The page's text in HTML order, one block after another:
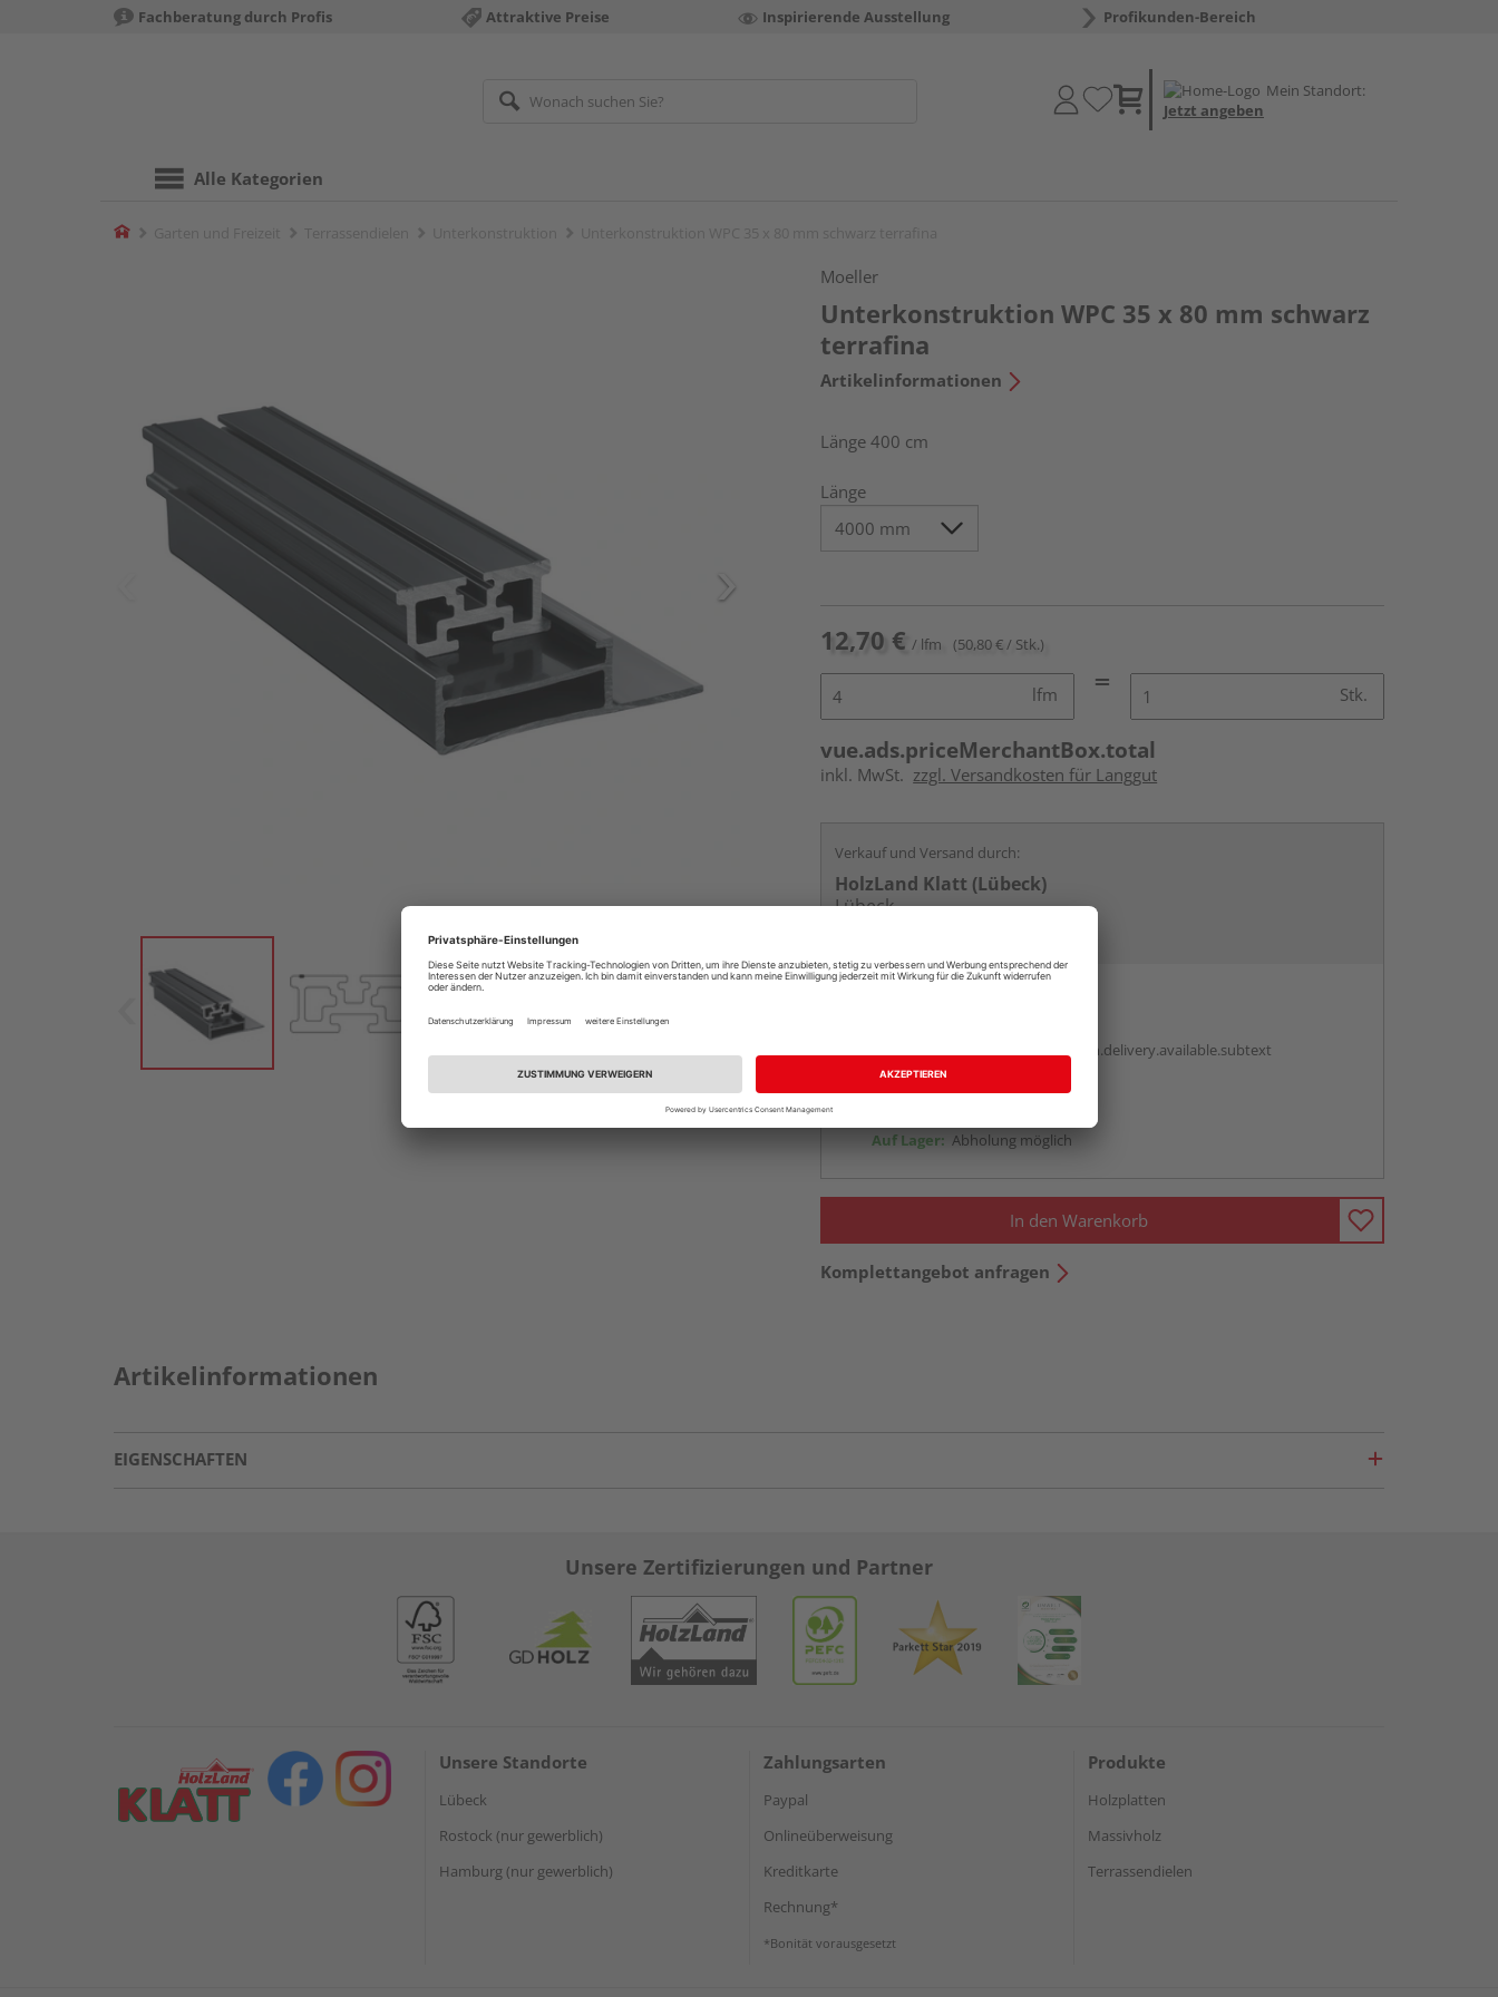
Fachberatung durch Profis Attraktive Preise Inspirierende Ausstellung Profikunden-Bereich
Mein Standort:
Jetzt angeben
Alle Kategorien
Home
Moeller
Unterkonstruktion WPC 35 x 80 mm schwarz
terrafina
Artikelinformationen
Länge 400 cm
Länge
12,70 € / lfm (50,80 € / Stk.)
lfm Stk.
vue.ads.priceMerchantBox.total
inkl. MwSt. zzgl. Versandkosten für Langgut
Verkauf und Versand durch:
HolzLand Klatt (Lübeck)
Lübeck
vue.ads.priceMerchantBox.option.delivery.available.subtext
Auf Lager: Abholung möglich
In den Warenkorb
Komplettangebot anfragen
Artikelinformationen
EIGENSCHAFTEN
Unsere Zertifizierungen und Partner
Unsere Standorte
Lübeck
Rostock (nur gewerblich)
Hamburg (nur gewerblich)
Zahlungsarten
Paypal
Onlineüberweisung
Kreditkarte
Rechnung*
*Bonität vorausgesetzt
Produkte
Holzplatten
Massivholz
Terrassendielen